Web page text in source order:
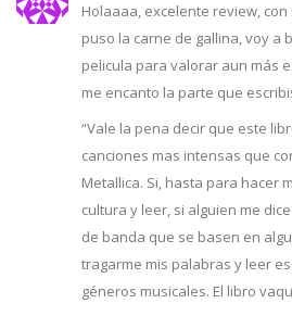
Holaaaa, excelente review,
puso la carne de gallina, voy a
pelicula para valorar aun más
me encanto la parte que
“Vale la pena decir que este
canciones mas intensas que
Metallica. Si, hasta para hacer
cultura y leer, si alguien me
de banda que se basen en
tragarme mis palabras y leer
géneros musicales. El libro